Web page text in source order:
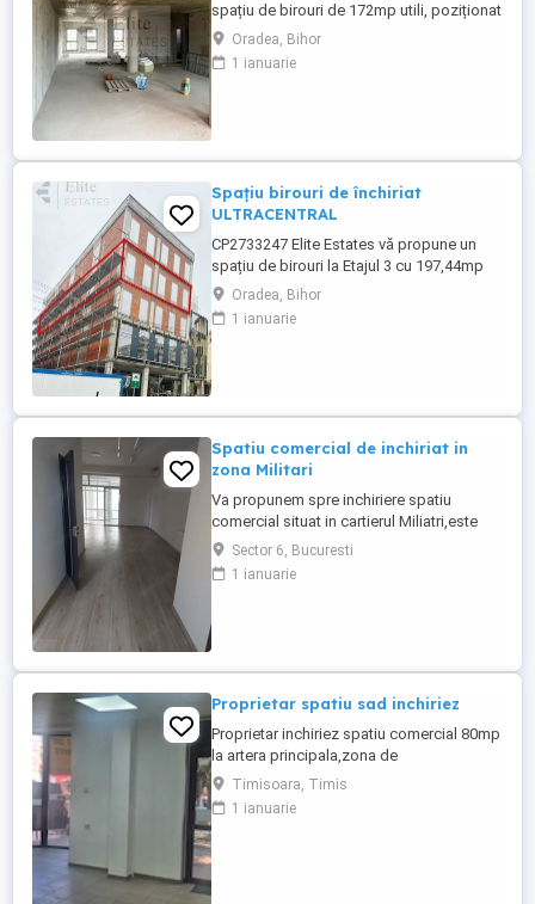
spațiu de birouri de 172mp utili, poziționat
ultracentral în Oradea Spațiul de birouri
este situat într-o zona ultracentrală (Între
Baroul Bihor și Judecătoria Oradea) și
Oradea, Bihor
1 ianuarie
Spațiu birouri de închiriat
ULTRACENTRAL
CP2733247 Elite Estates vă propune un
spațiu de birouri la Etajul 3 cu 197,44mp
utili de Închiriat ULTRACENTRAL Spațiul
de birouri este situat într-o zona
ultracentrală (Între Baroul Bihor și
Oradea, Bihor
1 ianuarie
Spatiu comercial de inchiriat in
zona Militari
Va propunem spre inchiriere spatiu
comercial situat in cartierul Miliatri,este
intr-o zona circulata perfect pentru o mica
afacere. Dispune de o suprafata utila de
67mp,situat la parterul lui bloc. Pentru mai
Sector 6, Bucuresti
1 ianuarie
Proprietar spatiu sad inchiriez
Proprietar inchiriez spatiu comercial 80mp
la artera principala,zona de
blocuri,scoala...preț 1000EURO + 1 luna
garanție.tel.
Timisoara, Timis
1 ianuarie